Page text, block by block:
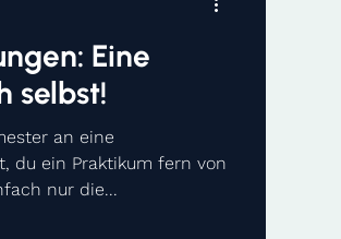
Eine
selbst!
an eine
du ein Praktikum fern von
nur die...